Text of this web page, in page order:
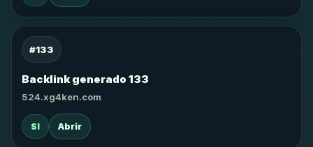
#133
Backlink generado 133
524.xg4ken.com
SI Abrir